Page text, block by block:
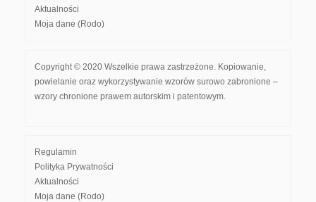
Aktualności
Moja dane (Rodo)
Copyright © 2020 Wszelkie prawa zastrzeżone. Kopiowanie,
powielanie oraz wykorzystywanie wzorów surowo zabronione –
wzory chronione prawem autorskim i patentowym.
Regulamin
Polityka Prywatności
Aktualności
Moja dane (Rodo)